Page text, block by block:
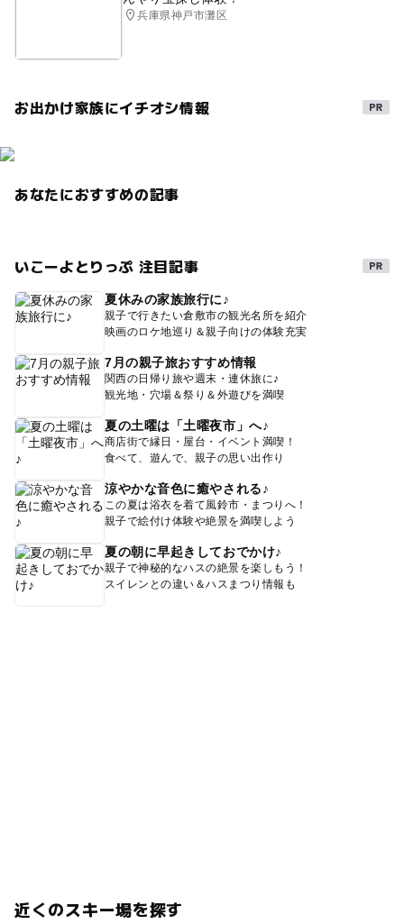
兵庫県神戸市灘区
お出かけ家族にイチオシ情報
あなたにおすすめの記事
いこーよとりっぷ 注目記事
夏休みの家族旅行に♪
親子で行きたい倉敷市の観光名所を紹介
映画のロケ地巡り＆親子向けの体験充実
7月の親子旅おすすめ情報
関西の日帰り旅や週末・連休旅に♪
観光地・穴場＆祭り＆外遊びを満喫
夏の土曜は「土曜夜市」へ♪
商店街で縁日・屋台・イベント満喫！
食べて、遊んで、親子の思い出作り
涼やかな音色に癒やされる♪
この夏は浴衣を着て風鈴市・まつりへ！
親子で絵付け体験や絶景を満喫しよう
夏の朝に早起きしておでかけ♪
親子で神秘的なハスの絶景を楽しもう！
スイレンとの違い＆ハスまつり情報も
近くのスキー場を探す